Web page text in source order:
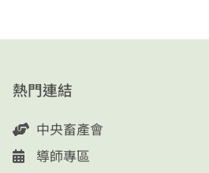
熱門連結
中央畜產會
導師專區